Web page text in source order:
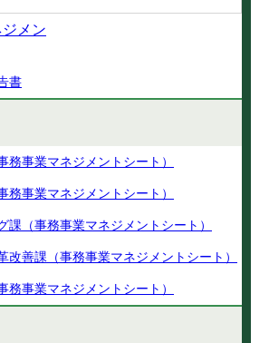
メン
書
務事業マネジメントシート）
務事業マネジメントシート）
課（事務事業マネジメントシート）
改善課（事務事業マネジメントシート）
務事業マネジメントシート）